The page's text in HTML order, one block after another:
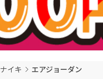
ナイキ エアジョーダン